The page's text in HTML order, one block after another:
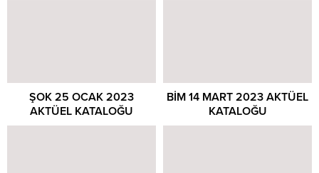
ŞOK 25 OCAK 2023
AKTÜEL KATALOĞU
BİM 14 MART 2023 AKTÜEL
KATALOĞU